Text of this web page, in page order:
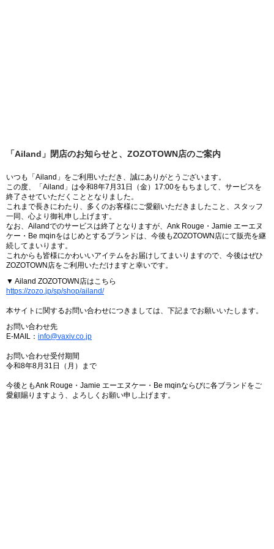
「Ailand」閉店のお知らせと、ZOZOTOWN店のご案内
いつも「Ailand」をご利用いただき、誠にありがとうございます。
この度、「Ailand」は令和8年7月31日（金）17:00をもちまして、サービスを
終了させていただくこととなりました。
これまで長きにわたり、多くのお客様にご愛顧いただきましたこと、スタッフ
一同、心より御礼申し上げます。
なお、Ailandでのサービスは終了となりますが、Ank Rouge・Jamie エーエヌ
ケー・Be mqinをはじめとするブランドは、今後もZOZOTOWN店にて販売を継
続してまいります。
これからも皆様にかわいいアイテムをお届けしてまいりますので、今後はぜひ
ZOZOTOWN店をご利用いただけますと幸いです。
▼ Ailand ZOZOTOWN店はこちら
https://zozo.jp/sp/shop/ailand/
本サイトに関するお問い合わせにつきましては、下記までお願いいたします。
お問い合わせ先
E-MAIL： info@vaxiv.co.jp
お問い合わせ受付期間
令和8年8月31日（月）まで
今後ともAnk Rouge・Jamie エーエヌケー・Be mqinならびに各ブランドをご
愛顧賜りますよう、よろしくお願い申し上げます。